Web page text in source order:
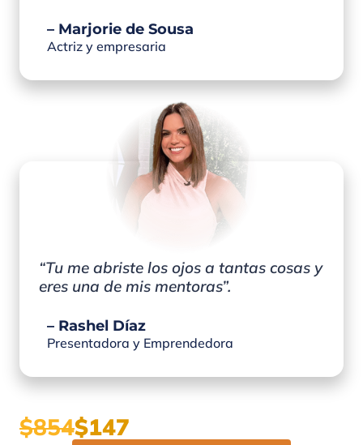
– Marjorie de Sousa
Actriz y empresaria
“Tu me abriste los ojos a tantas cosas y
eres una de mis mentoras”.
– Rashel Díaz
Presentadora y Emprendedora
$854$147